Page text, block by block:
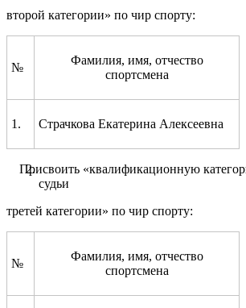
второй категории» по чир спорту:
№
Фамилия, имя, отчество
спортсмена
1. Страчкова Екатерина Алексеевна
Присвоить «квалификационную
судьи
третей категории» по чир спорту:
№
Фамилия, имя, отчество
спортсмена